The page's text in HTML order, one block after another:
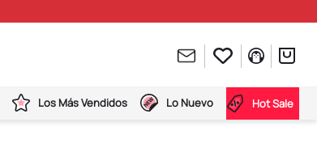
Los Más Vendidos Lo Nuevo Hot Sale